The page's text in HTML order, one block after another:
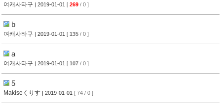
여캐사타구 | 2019-01-01 [ 269 / 0 ]
b
여캐사타구 | 2019-01-01 [ 135 / 0 ]
a
여캐사타구 | 2019-01-01 [ 107 / 0 ]
5
Makiseくりす | 2019-01-01 [ 74 / 0 ]